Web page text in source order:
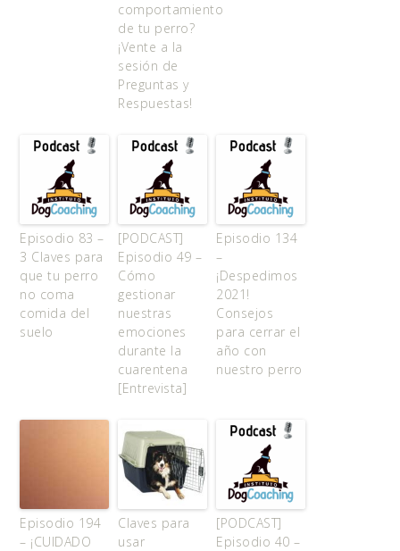
comportamiento
de tu perro?
¡Vente a la
sesión de
Preguntas y
Respuestas!
Episodio 83 –
3 Claves para
que tu perro
no coma
comida del
suelo
[PODCAST]
Episodio 49 –
Cómo
gestionar
nuestras
emociones
durante la
cuarentena
[Entrevista]
Episodio 134
–
¡Despedimos
2021!
Consejos
para cerrar el
año con
nuestro perro
Episodio 194
– ¡CUIDADO
Claves para
usar
[PODCAST]
Episodio 40 –